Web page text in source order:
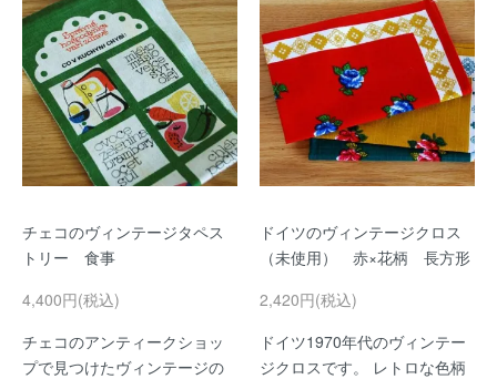
チェコのヴィンテージタペス
トリー 食事
4,400円(税込)
チェコのアンティークショッ
プで見つけたヴィンテージの
ドイツのヴィンテージクロス
（未使用） 赤×花柄 長方形
2,420円(税込)
ドイツ1970年代のヴィンテー
ジクロスです。 レトロな色柄